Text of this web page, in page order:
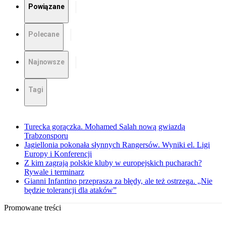
Powiązane
Polecane
Najnowsze
Tagi
Turecka gorączka. Mohamed Salah nową gwiazdą
Trabzonsporu
Jagiellonia pokonała słynnych Rangersów. Wyniki el. Ligi
Europy i Konferencji
Z kim zagrają polskie kluby w europejskich pucharach?
Rywale i terminarz
Gianni Infantino przeprasza za błędy, ale też ostrzega. „Nie
będzie tolerancji dla ataków”
Promowane treści